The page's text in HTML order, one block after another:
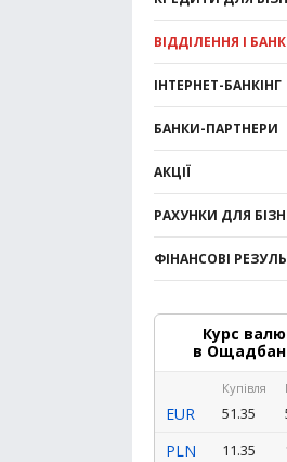
ВІДДІЛЕННЯ І
ІНТЕРНЕТ-БАНКІНГ
БАНКИ-ПАРТНЕРИ
АКЦІЇ
РАХУНКИ ДЛЯ
ФІНАНСОВІ
Курс
в
Купівля
EUR 51.35
PLN 11.35